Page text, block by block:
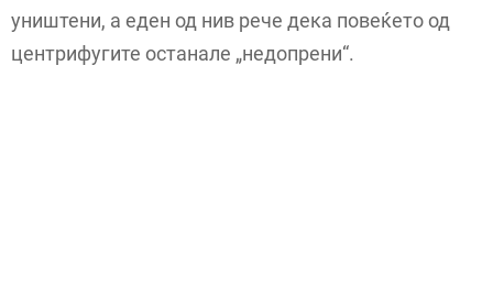
уништени, а еден од нив рече дека повеќето од
центрифугите останале „недопрени“.